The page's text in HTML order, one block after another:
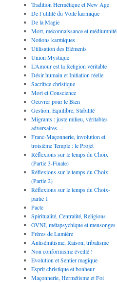
Tradition Hermétique et New Age
De l’utilité du Voile karmique
De la Magie
Mort, méconnaissance et médiumnité
Notions karmiques
Utilisation des Eléments
Union Mystique
L’Amour est la Religion véritable
Désir humain et Initiation réelle
Sacrifice christique
Mort et Conscience
Oeuvrer pour le Bien
Gestion, Equilibre, Stabilité
Migrants : juste milieu, véritables
adversaires…
Franc-Maçonnerie, involution et
troisième Temple : le Projet
Réflexions sur le temps du Choix
(Partie 3-Finale)
Réflexions sur le temps du Choix
(Partie 2)
Réflexions sur le temps du Choix-
partie 1
Pacte
Spiritualité, Centralité, Religions
OVNI, métapsychique et mensonges
Frères de Lumière
Antisémitisme, Raison, tribalisme
Non conformisme éveillé !
Evolution et Sentier magique
Esprit christique et bonheur
Maçonnerie, Hermétisme et Foi